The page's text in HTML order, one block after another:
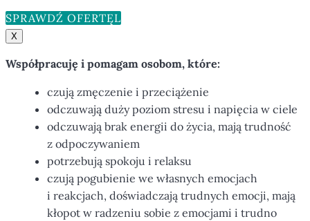
SPRAWDŹ OFERTĘ
X
Współpracuję i pomagam osobom, które:
czują zmęczenie i przeciążenie
odczuwają duży poziom stresu i napięcia w ciele
odczuwają brak energii do życia, mają trudność
z odpoczywaniem
potrzebują spokoju i relaksu
czują pogubienie we własnych emocjach
i reakcjach, doświadczają trudnych emocji, mają
kłopot w radzeniu sobie z emocjami i trudno